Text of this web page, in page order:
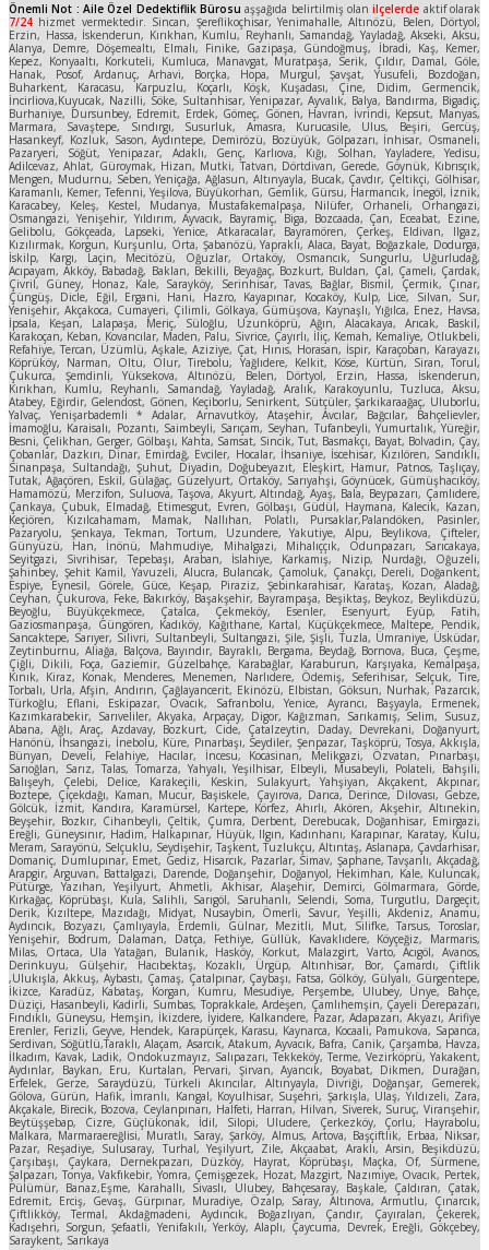
Önemli Not : Aile Özel Dedektiflik Bürosu aşşağıda belirtilmiş olanilçelerde aktif olarak
7/24 hizmet vermektedir. Sincan, Şereflikoçhisar, Yenimahalle, Altınözü, Belen, Dörtyol,
Erzin, Hassa, İskenderun, Kırıkhan, Kumlu, Reyhanlı, Samandağ, Yayladağ, Akseki, Aksu,
Alanya, Demre, Döşemealtı, Elmalı, Finike, Gazipaşa, Gündoğmuş, İbradi, Kaş, Kemer,
Kepez, Konyaaltı, Korkuteli, Kumluca, Manavgat, Muratpaşa, Serik, Çıldır, Damal, Göle,
Hanak, Posof, Ardanuç, Arhavi, Borçka, Hopa, Murgul, Şavşat, Yusufeli, Bozdoğan,
Buharkent, Karacasu, Karpuzlu, Koçarlı, Köşk, Kuşadası, Çine, Didim, Germencik,
İncirliova,Kuyucak, Nazilli, Söke, Sultanhisar, Yenipazar, Ayvalık, Balya, Bandırma, Bigadiç,
Burhaniye, Dursunbey, Edremit, Erdek, Gömeç, Gönen, Havran, İvrindi, Kepsut, Manyas,
Marmara, Savaştepe, Sındırgı, Susurluk, Amasra, Kurucasile, Ulus, Beşiri, Gercüş,
Hasankeyf, Kozluk, Sason, Aydıntepe, Demirözü, Bozüyük, Gölpazarı, İnhisar, Osmaneli,
Pazaryeri, Söğüt, Yenipazar, Adaklı, Genç, Karlıova, Kığı, Solhan, Yayladere, Yedisu,
Adilcevaz, Ahlat, Güroymak, Hizan, Mutki, Tatvan, Dörtdivan, Gerede, Göynük, Kıbrısçık,
Mengen, Mudurnu, Seben, Yeniçağa, Ağlasun, Altınyayla, Bucak, Çavdır, Çeltikçi, Gölhisar,
Karamanlı, Kemer, Tefenni, Yeşilova, Büyükorhan, Gemlik, Gürsu, Harmancık, İnegöl, İznik,
Karacabey, Keleş, Kestel, Mudanya, Mustafakemalpaşa, Nilüfer, Orhaneli, Orhangazi,
Osmangazi, Yenişehir, Yıldırım, Ayvacık, Bayramiç, Biga, Bozcaada, Çan, Eceabat, Ezine,
Gelibolu, Gökçeada, Lapseki, Yenice, Atkaracalar, Bayramören, Çerkeş, Eldivan, Ilgaz,
Kızılırmak, Korgun, Kurşunlu, Orta, Şabanözü, Yapraklı, Alaca, Bayat, Boğazkale, Dodurga,
İskilp, Kargı, Laçin, Mecitözü, Oğuzlar, Ortaköy, Osmancık, Sungurlu, Uğurludağ,
Acıpayam, Akköy, Babadağ, Baklan, Bekilli, Beyağaç, Bozkurt, Buldan, Çal, Çameli, Çardak,
Çivril, Güney, Honaz, Kale, Sarayköy, Serinhisar, Tavas, Bağlar, Bismil, Çermik, Çınar,
Çüngüş, Dicle, Eğil, Ergani, Hani, Hazro, Kayapınar, Kocaköy, Kulp, Lice, Silvan, Sur,
Yenişehir, Akçakoca, Cumayeri, Çilimli, Gölkaya, Gümüşova, Kaynaşlı, Yığılca, Enez, Havsa,
İpsala, Keşan, Lalapaşa, Meriç, Süloğlu, Uzunköprü, Ağın, Alacakaya, Arıcak, Baskil,
Karakoçan, Keban, Kovancılar, Maden, Palu, Sivrice, Çayırlı, İliç, Kemah, Kemaliye, Otlukbeli,
Refahiye, Tercan, Üzümlü, Aşkale, Aziziye, Çat, Hınıs, Horasan, İspir, Karaçoban, Karayazı,
Köprüköy, Narman, Oltu, Olur, Tirebolu, Yağlıdere, Kelkit, Köse, Kürtün, Siran, Torul,
Çukurca, Şemdinli, Yüksekova, Altınözü, Belen, Dörtyol, Erzin, Hassa, İskenderun,
Kırıkhan, Kumlu, Reyhanlı, Samandağ, Yayladağ, Aralık, Karakoyunlu, Tuzluca, Aksu,
Atabey, Eğirdir, Gelendost, Gönen, Keçiborlu, Senirkent, Sütçüler, Şarkikaraağaç, Uluborlu,
Yalvaç, Yenişarbademli * Adalar, Arnavutköy, Ataşehir, Avcılar, Bağcılar, Bahçelievler,
İmamoğlu, Karaisalı, Pozantı, Saimbeyli, Sarıçam, Seyhan, Tufanbeyli, Yumurtalık, Yüreğir,
Besni, Çelikhan, Gerger, Gölbaşı, Kahta, Samsat, Sincik, Tut, Basmakçı, Bayat, Bolvadin, Çay,
Çobanlar, Dazkırı, Dinar, Emirdağ, Evciler, Hocalar, İhsaniye, İscehisar, Kızılören, Sandıklı,
Sinanpaşa, Sultandağı, Şuhut, Diyadin, Doğubeyazıt, Eleşkirt, Hamur, Patnos, Taşlıçay,
Tutak, Ağaçören, Eskil, Gülağaç, Güzelyurt, Ortaköy, Sarıyahşi, Göynücek, Gümüşhacıköy,
Hamamözü, Merzifon, Suluova, Taşova, Akyurt, Altındağ, Ayaş, Bala, Beypazarı, Çamlıdere,
Çankaya, Çubuk, Elmadağ, Etimesgut, Evren, Gölbaşı, Güdül, Haymana, Kalecik, Kazan,
Keçiören, Kızılcahamam, Mamak, Nallıhan, Polatlı, Pursaklar,Palandöken, Pasinler,
Pazaryolu, Şenkaya, Tekman, Tortum, Uzundere, Yakutiye, Alpu, Beylikova, Çifteler,
Günyüzü, Han, İnönü, Mahmudiye, Mihalgazi, Mihalıççık, Odunpazarı, Sarıcakaya,
Seyitgazi, Sivrihisar, Tepebaşı, Araban, İslahiye, Karkamış, Nizip, Nurdağı, Oğuzeli,
Şahinbey, Şehit Kamil, Yavuzeli, Alucra, Bulancak, Çamoluk, Çanakçı, Dereli, Doğankent,
Espiye, Eynesil, Görele, Güce, Keşap, Piraziz, Şebinkarahisar, Karataş, Kozan, Aladağ,
Ceyhan, Çukurova, Feke, Bakırköy, Başakşehir, Bayrampaşa, Beşiktaş, Beykoz, Beylikdüzü,
Beyoğlu, Büyükçekmece, Çatalca, Çekmeköy, Esenler, Esenyurt, Eyüp, Fatih,
Gaziosmanpaşa, Güngören, Kadıköy, Kağıthane, Kartal, Küçükçekmece, Maltepe, Pendik,
Sancaktepe, Sarıyer, Silivri, Sultanbeyli, Sultangazi, Şile, Şişli, Tuzla, Ümraniye, Üsküdar,
Zeytinburnu, Aliağa, Balçova, Bayındır, Bayraklı, Bergama, Beydağ, Bornova, Buca, Çeşme,
Çiğli, Dikili, Foça, Gaziemir, Güzelbahçe, Karabağlar, Karaburun, Karşıyaka, Kemalpaşa,
Kınık, Kiraz, Konak, Menderes, Menemen, Narlıdere, Ödemiş, Seferihisar, Selçuk, Tire,
Torbalı, Urla, Afşin, Andırın, Çağlayancerit, Ekinözü, Elbistan, Göksun, Nurhak, Pazarcık,
Türkoğlu, Eflani, Eskipazar, Ovacık, Safranbolu, Yenice, Ayrancı, Başyayla, Ermenek,
Kazımkarabekir, Sarıveliler, Akyaka, Arpaçay, Digor, Kağızman, Sarıkamış, Selim, Susuz,
Abana, Ağlı, Araç, Azdavay, Bozkurt, Cide, Çatalzeytin, Daday, Devrekani, Doğanyurt,
Hanönü, İhsangazi, İnebolu, Küre, Pınarbaşı, Seydiler, Şenpazar, Taşköprü, Tosya, Akkışla,
Bünyan, Develi, Felahiye, Hacılar, İncesu, Kocasinan, Melikgazi, Özvatan, Pınarbaşı,
Sarıoğlan, Sarız, Talas, Tomarza, Yahyalı, Yeşilhisar, Elbeyli, Musabeyli, Polateli, Bahşili,
Balışeyh, Çelebi, Delice, Karakeçili, Keskin, Sulakyurt, Yahşiyan, Akçakent, Akpınar,
Boztepe, Çiçekdağı, Kaman, Mucur, Başiskele, Çayırova, Darıca, Derince, Dilovası, Gebze,
Gölcük, İzmit, Kandıra, Karamürsel, Kartepe, Körfez, Ahırlı, Akören, Akşehir, Altınekin,
Beyşehir, Bozkır, Cihanbeyli, Çeltik, Çumra, Derbent, Derebucak, Doğanhisar, Emirgazi,
Ereğli, Güneysınır, Hadim, Halkapınar, Hüyük, Ilgın, Kadınhanı, Karapınar, Karatay, Kulu,
Meram, Sarayönü, Selçuklu, Seydişehir, Taşkent, Tuzlukçu, Altıntaş, Aslanapa, Çavdarhisar,
Domaniç, Dumlupınar, Emet, Gediz, Hisarcık, Pazarlar, Simav, Şaphane, Tavşanlı, Akçadağ,
Arapgir, Arguvan, Battalgazi, Darende, Doğanşehir, Doğanyol, Hekimhan, Kale, Kuluncak,
Pütürge, Yazıhan, Yeşilyurt, Ahmetli, Akhisar, Alaşehir, Demirci, Gölmarmara, Görde,
Kırkağaç, Köprübaşı, Kula, Salihli, Sarıgöl, Saruhanlı, Selendi, Soma, Turgutlu, Dargeçit,
Derik, Kızıltepe, Mazıdağı, Midyat, Nusaybin, Ömerli, Savur, Yeşilli, Akdeniz, Anamu,
Aydıncık, Bozyazı, Çamlıyayla, Erdemli, Gülnar, Mezitli, Mut, Silifke, Tarsus, Toroslar,
Yenişehir, Bodrum, Dalaman, Datça, Fethiye, Güllük, Kavaklıdere, Köyçeğiz, Marmaris,
Milas, Ortaca, Ula Yatağan, Bulanık, Hasköy, Korkut, Malazgirt, Varto, Acıgöl, Avanos,
Derinkuyu, Gülşehir, Hacıbektaş, Kozaklı, Ürgüp, Altınhisar, Bor, Çamardı, Çiftlik
,Ulukışla, Akkuş, Aybastı, Çamaş, Çatalpınar, Çaybaşı, Fatsa, Gölköy, Gülyalı, Gürgentepe,
İkizce, Karadüz, Kabataş, Korgan, Kumru, Mesudiye, Perşembe, Ulubey, Ünye, Bahçe,
Düziçi, Hasanbeyli, Kadirli, Sumbas, Toprakkale, Ardeşen, Çamlıhemşin, Çayeli Derepazarı,
Fındıklı, Güneysu, Hemşin, İkizdere, İyidere, Kalkandere, Pazar, Adapazarı, Akyazı, Arifiye
Erenler, Ferizli, Geyve, Hendek, Karapürçek, Karasu, Kaynarca, Kocaali, Pamukova, Sapanca,
Serdivan, Söğütlü,Taraklı, Alaçam, Asarcık, Atakum, Ayvacık, Bafra, Canik, Çarşamba, Havza,
İlkadım, Kavak, Ladik, Ondokuzmayız, Salıpazarı, Tekkeköy, Terme, Vezirköprü, Yakakent,
Aydınlar, Baykan, Eru, Kurtalan, Pervari, Şirvan, Ayancık, Boyabat, Dikmen, Durağan,
Erfelek, Gerze, Saraydüzü, Türkeli Akıncılar, Altınyayla, Divriği, Doğanşar, Gemerek,
Gölova, Gürün, Hafik, İmranlı, Kangal, Koyulhisar, Suşehri, Şarkışla, Ulaş, Yıldızeli, Zara,
Akçakale, Birecik, Bozova, Ceylanpınarı, Halfeti, Harran, Hilvan, Siverek, Suruç, Viranşehir,
Beytüşşebap, Cizre, Güçlükonak, İdil, Silopi, Uludere, Çerkezköy, Çorlu, Hayrabolu,
Malkara, Marmaraereğlisi, Muratlı, Saray, Şarköy, Almus, Artova, Başçiftlik, Erbaa, Niksar,
Pazar, Reşadiye, Sulusaray, Turhal, Yeşilyurt, Zile, Akçaabat, Araklı, Arsin, Beşikdüzü,
Çarşıbaşı, Çaykara, Dernekpazarı, Düzköy, Hayrat, Köprübaşı, Maçka, Of, Sürmene,
Şalpazarı, Tonya, Vakfıkebir, Yomra, Çemişgezek, Hozat, Mazgirt, Nazımiye, Ovacık, Pertek,
Pülümür, Banaz,Eşme, Karahallı, Sivaslı, Ulubey, Bahçesaray, Başkale, Çaldıran, Çatak,
Edremit, Erciş, Gevaş, Gürpınar, Muradiye, Özalp, Saray, Altınova, Armutlu, Çınarcık,
Çiftlikköy, Termal, Akdağmadeni, Aydıncık, Boğazlıyan, Çandır, Çayıralan, Çekerek,
Kadışehri, Sorgun, Şefaatli, Yenifakılı, Yerköy, Alaplı, Çaycuma, Devrek, Ereğli, Gökçebey,
Saraykent, Sarıkaya